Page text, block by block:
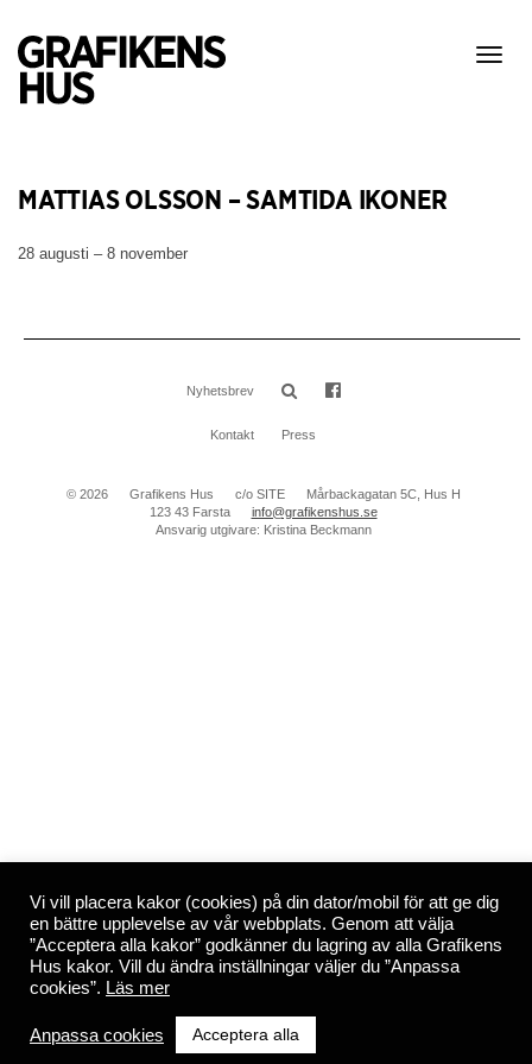
Visa
MATTIAS OLSSON – SAMTIDA IKONER
28 augusti – 8 november
Nyhetsbrev
Kontakt Press
© 2026 Grafikens Hus c/o SITE
Mårbackagatan 5C, Hus H
123 43 Farsta
info@grafikenshus.se
Ansvarig utgivare: Kristina Beckmann
Vi vill placera kakor (cookies) på din dator/mobil för att ge dig
en bättre upplevelse av vår webbplats. Genom att välja
”Acceptera alla kakor” godkänner du lagring av alla Grafikens
Hus kakor. Vill du ändra inställningar väljer du ”Anpassa
cookies”. Läs mer
Anpassa cookies Acceptera alla